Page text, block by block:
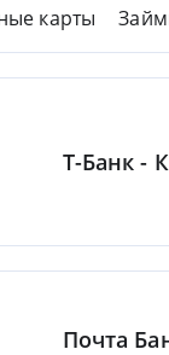
карты
Т-Банк -
Почта